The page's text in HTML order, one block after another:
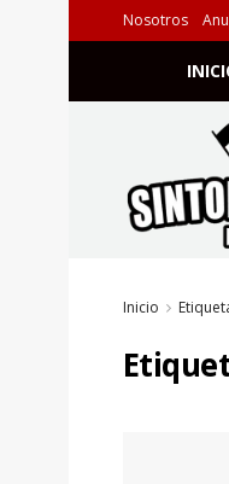
Nosotros
Inicio